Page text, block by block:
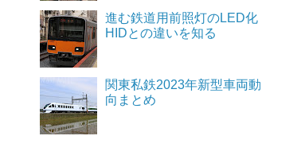
進む鉄道用前照灯のLED化
HIDとの違いを知る
関東私鉄2023年新型車両動
向まとめ